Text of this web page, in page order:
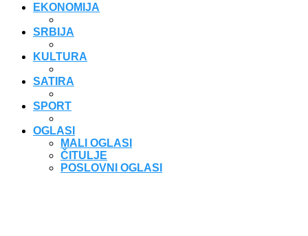
EKONOMIJA
SRBIJA
KULTURA
SATIRA
SPORT
OGLASI
MALI OGLASI
ČITULJE
POSLOVNI OGLASI